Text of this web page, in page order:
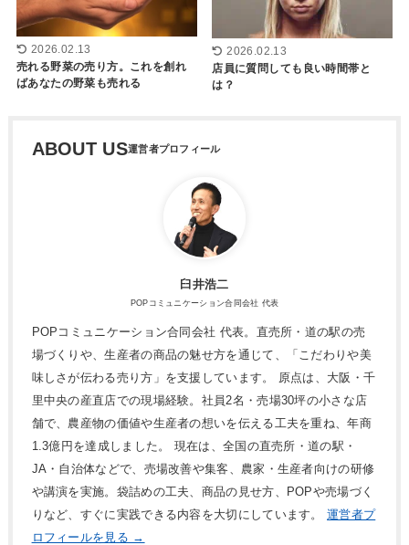
2026.02.13
売れる野菜の売り方。これを創れ
ばあなたの野菜も売れる
2026.02.13
店員に質問しても良い時間帯と
は？
ABOUT US
臼井浩二
POPコミュニケーション合同会社 代表
POPコミュニケーション合同会社 代表。直売所・道の駅の売
場づくりや、生産者の商品の魅せ方を通じて、「こだわりや美
味しさが伝わる売り方」を支援しています。 原点は、大阪・千
里中央の産直店での現場経験。社員2名・売場30坪の小さな店
舗で、農産物の価値や生産者の想いを伝える工夫を重ね、年商
1.3億円を達成しました。 現在は、全国の直売所・道の駅・
JA・自治体などで、売場改善や集客、農家・生産者向けの研修
や講演を実施。袋詰めの工夫、商品の見せ方、POPや売場づく
りなど、すぐに実践できる内容を大切にしています。運営者プ
ロフィールを見る →